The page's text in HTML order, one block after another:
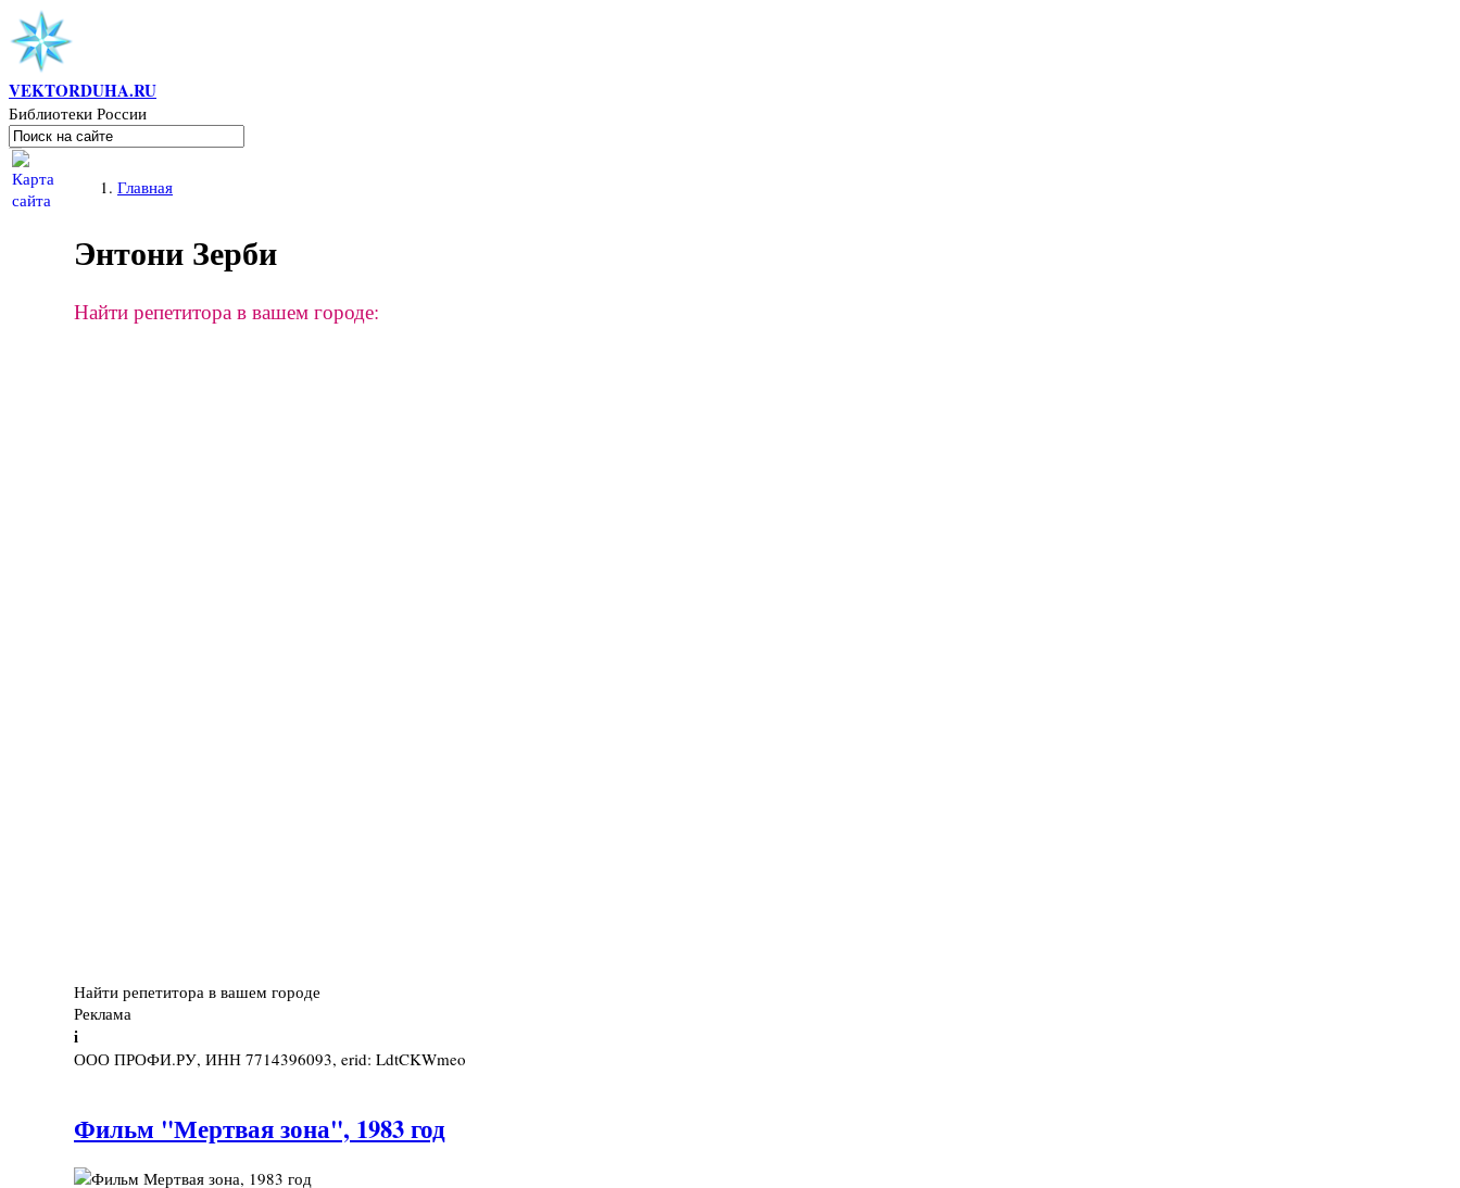
Перейти к основному содержанию
VEKTORDUHA.RU
Библиотеки России
Форма поиска
Поиск
Вы здесьГлавная
Энтони Зерби
Найти репетитора в вашем городе:
Найти репетитора в вашем городе
Реклама
i
ООО ПРОФИ.РУ, ИНН 7714396093, erid: LdtCKWmeo
Фильм "Мертвая зона", 1983 год